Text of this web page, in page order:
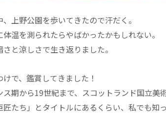
、上野公園を歩いてきたので汗だく。
体温を測られたらやばかったかもしれない。
と涼しさで生き返りました。
けで、鑑賞してきました！
ス期から19世紀まで、スコットランド国立美
匠たち」とタイトルにあるくらい、私でも知